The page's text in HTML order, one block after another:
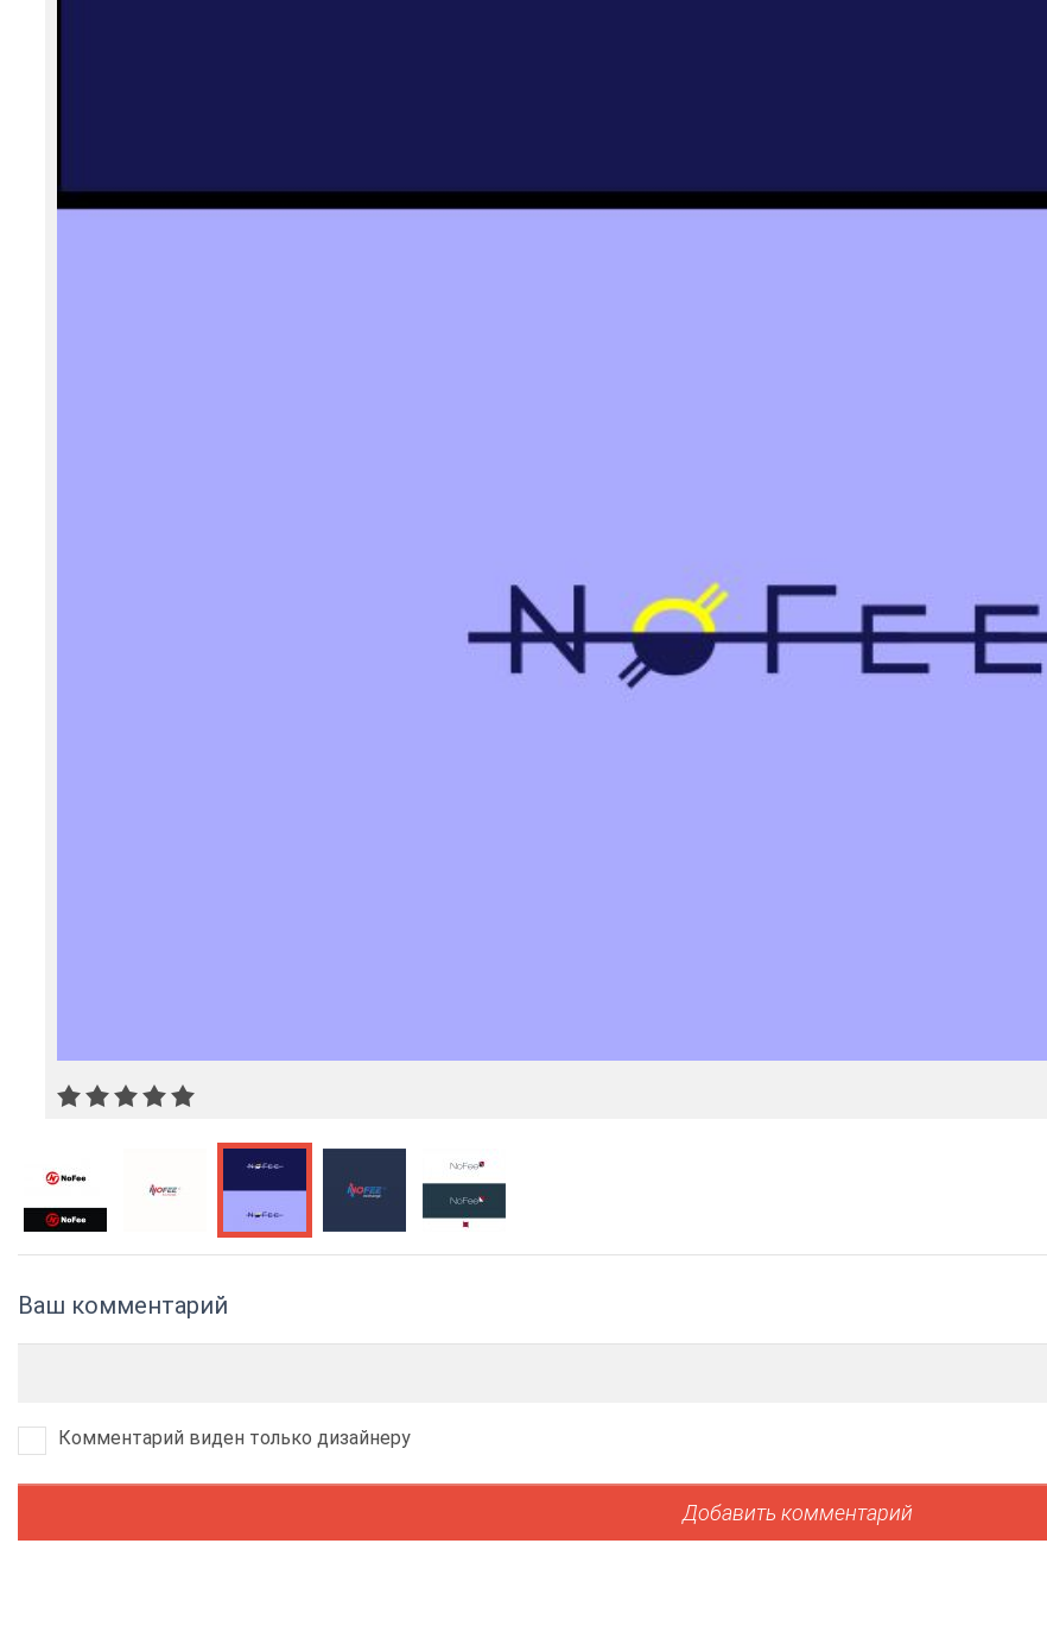
Ваш комментарий
Комментарий виден только дизайнеру